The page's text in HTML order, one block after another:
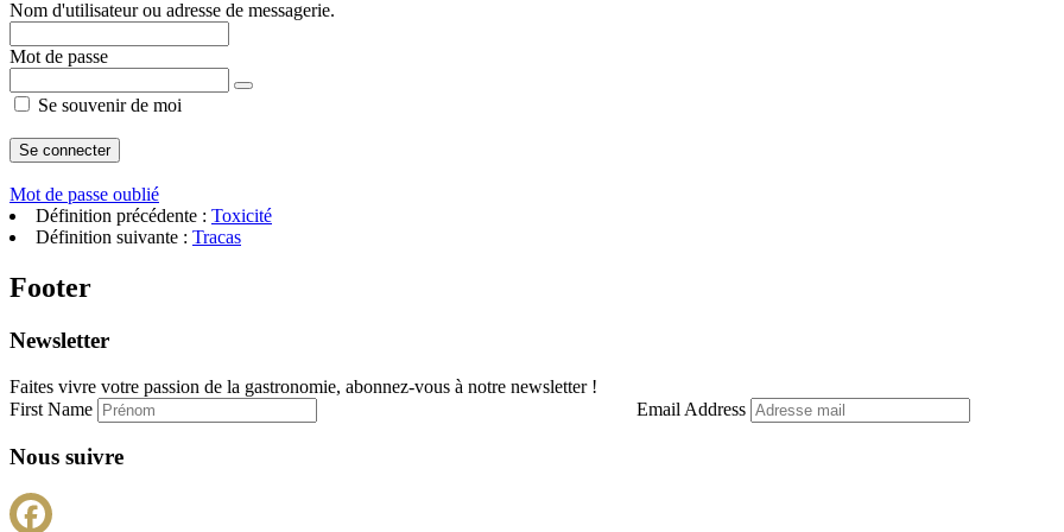
Nom d'utilisateur ou adresse de messagerie.
Mot de passe
Se souvenir de moi
Mot de passe oublié
Définition précédente : Toxicité
Définition suivante : Tracas
Footer
Newsletter
Faites vivre votre passion de la gastronomie, abonnez-vous à notre newsletter !
First Name
Email Address
Nous suivre